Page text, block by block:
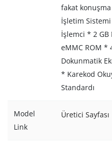
fakat
İşletim
İşlemci * 2 GB
eMMC ROM *
Dokunmatik
* Karekod
Standardı
Model
Link
Üretici Sayfası